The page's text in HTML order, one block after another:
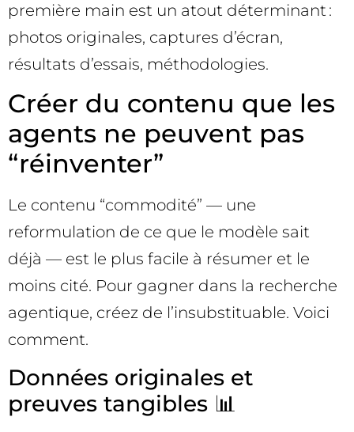
première main est un atout déterminant :
photos originales, captures d’écran,
résultats d’essais, méthodologies.
Créer du contenu que les
agents ne peuvent pas
“réinventer”
Le contenu “commodité” — une
reformulation de ce que le modèle sait
déjà — est le plus facile à résumer et le
moins cité. Pour gagner dans la recherche
agentique, créez de l’insubstituable. Voici
comment.
Données originales et
preuves tangibles 📊